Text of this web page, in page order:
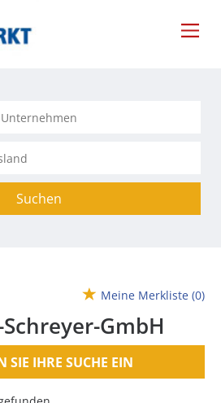
Suchen
Meine Merkliste (0)
GmbH
SIE IHRE SUCHE EIN